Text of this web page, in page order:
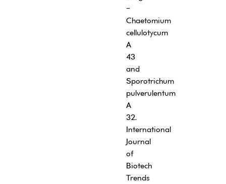
-
Chaetomium
cellulotycum
A
43
and
Sporotrichum
pulverulentum
A
32.
International
Journal
of
Biotech
Trends